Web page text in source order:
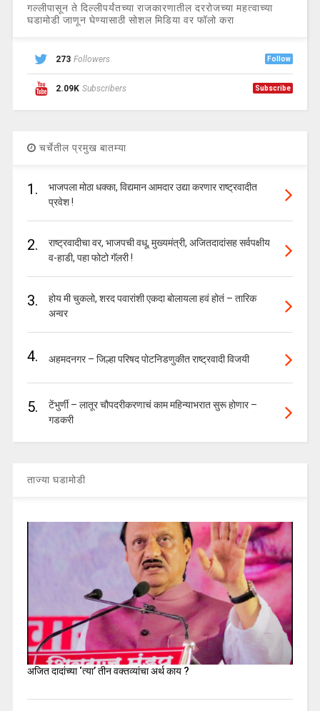
गल्लीपासून ते दिल्लीपर्यंतच्या राजकारणातील दररोजच्या महत्वाच्या
घडामोडी जाणून घेण्यासाठी सोशल मिडिया वर फॉलो करा
273 Followers Follow
2.09K Subscribers Subscribe
चर्चेतील प्रमुख बातम्या
1.
भाजपला मोठा धक्का, विद्यमान आमदार उद्या करणार राष्ट्रवादीत
प्रवेश !
2.
राष्ट्रवादीचा वर, भाजपची वधू, मुख्यमंत्री, अजितदादांसह सर्वपक्षीय
व-हाडी, पहा फोटो गॅलरी !
3.
होय मी चुकलो, शरद पवारांशी एकदा बोलायला हवं होतं – तारिक
अन्वर
4. अहमदनगर – जिल्हा परिषद पोटनिडणुकीत राष्ट्रवादी विजयी
5.
टेंभुर्णी – लातूर चौपदरीकरणाचं काम महिन्याभरात सुरू होणार –
गडकरी
ताज्या घडामोडी
अजित दादांच्या ‘त्या’ तीन वक्तव्यांचा अर्थ काय ?